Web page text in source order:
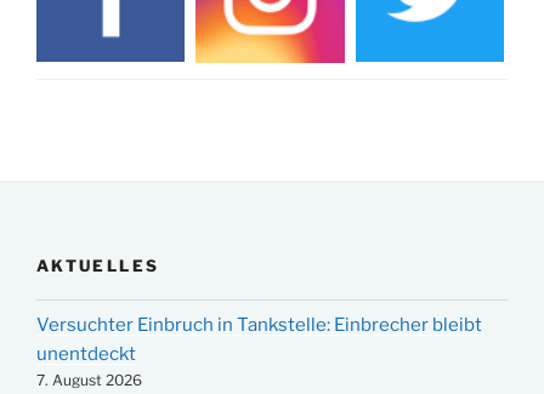
AKTUELLES
Versuchter Einbruch in Tankstelle: Einbrecher bleibt
unentdeckt
7. August 2026